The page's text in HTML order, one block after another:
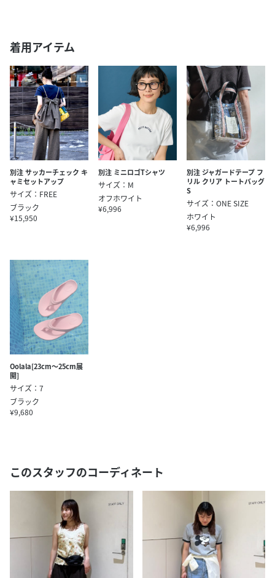
着用アイテム
別注 サッカーチェック キ
ャミセットアップ
サイズ：FREE
ブラック
¥15,950
別注 ミニロゴTシャツ
サイズ：M
オフホワイト
¥6,996
別注 ジャガードテープ フ
リル クリア トートバッグ
S
サイズ：ONE SIZE
ホワイト
¥6,996
Oolala[23cm～25cm展
開]
サイズ：7
ブラック
¥9,680
このスタッフのコーディネート